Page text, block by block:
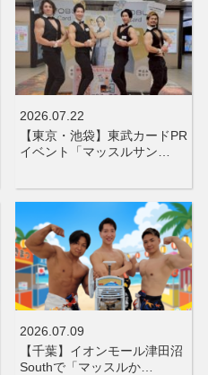
2026.07.22
【東京・池袋】東武カードPR
イベント「マッスルサン…
2026.07.09
【千葉】イオンモール津田沼
Southで「マッスルか…